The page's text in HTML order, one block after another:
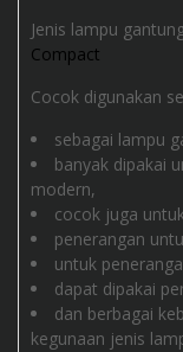
Jenis lampu
Compact
Cocok digunakan
sebagai lampu
banyak dipakai
modern,
cocok juga
penerangan
untuk
dapat dipakai
dan berbagai
kegunaan jenis